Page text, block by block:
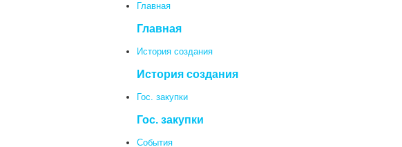
Главная
Главная
История создания
История создания
Гос. закупки
Гос. закупки
События